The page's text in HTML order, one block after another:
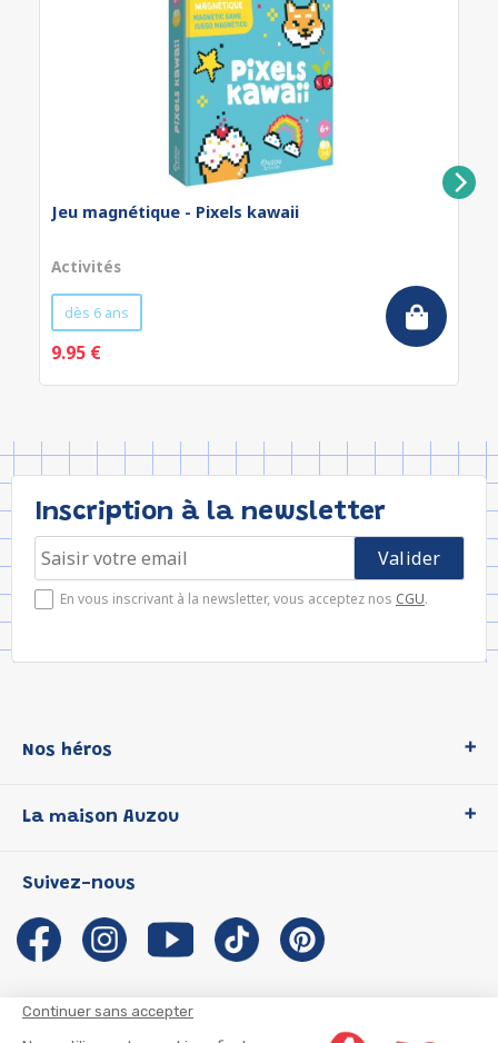
Continuer sans accepter
Jeu magnétique - Pixels kawaii
Activités
dès 6 ans
9.95 €
Inscription à la newsletter
En vous inscrivant à la newsletter, vous acceptez nos CGU.
Nos héros
P'tit Loup
Les Influenceuses
Migali
Petite Taupe
La maison Auzou
Notre histoire
Auzou s'engage
Auteurs et illustrateurs Auzou
Suivez-nous